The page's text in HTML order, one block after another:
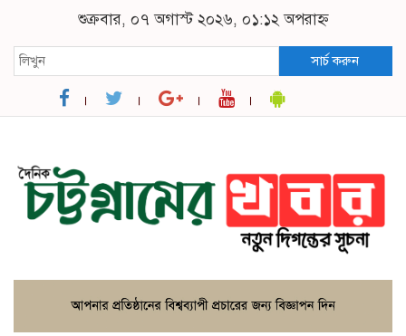
শুক্রবার, ০৭ অগাস্ট ২০২৬, ০১:১২ অপরাহ্ন
সার্চ করুন